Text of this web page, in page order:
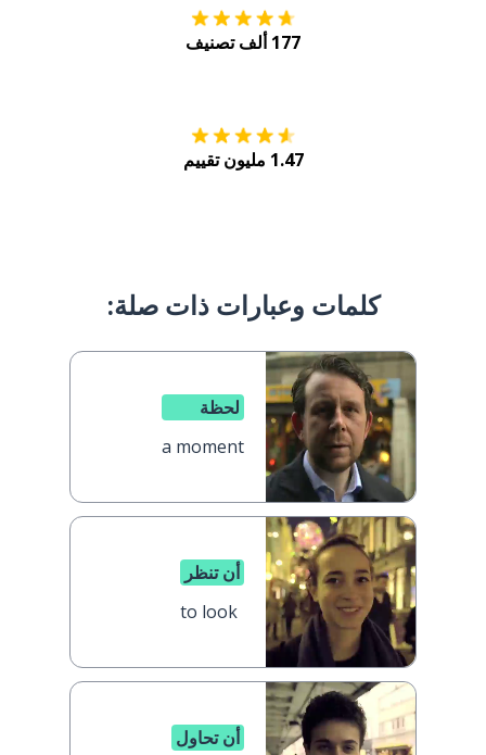
177 ألف تصنيف
1.47 مليون تقييم
كلمات وعبارات ذات صلة:
لحظة
a moment
أن تنظر
to look
أن تحاول